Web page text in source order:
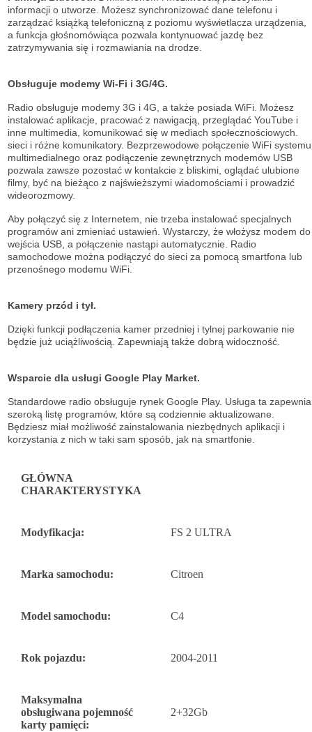
informacji o utworze. Możesz synchronizować dane telefonu i
zarządzać książką telefoniczną z poziomu wyświetlacza urządzenia,
a funkcja głośnomówiąca pozwala kontynuować jazdę bez
zatrzymywania się i rozmawiania na drodze.
Obsługuje modemy Wi-Fi i 3G/4G.
Radio obsługuje modemy 3G i 4G, a także posiada WiFi. Możesz
instalować aplikacje, pracować z nawigacją, przeglądać YouTube i
inne multimedia, komunikować się w mediach społecznościowych.
sieci i różne komunikatory. Bezprzewodowe połączenie WiFi systemu
multimedialnego oraz podłączenie zewnętrznych modemów USB
pozwala zawsze pozostać w kontakcie z bliskimi, oglądać ulubione
filmy, być na bieżąco z najświeższymi wiadomościami i prowadzić
wideorozmowy.
Aby połączyć się z Internetem, nie trzeba instalować specjalnych
programów ani zmieniać ustawień. Wystarczy, że włożysz modem do
wejścia USB, a połączenie nastąpi automatycznie. Radio
samochodowe można podłączyć do sieci za pomocą smartfona lub
przenośnego modemu WiFi.
Kamery przód i tył.
Dzięki funkcji podłączenia kamer przedniej i tylnej parkowanie nie
będzie już uciążliwością. Zapewniają także dobrą widoczność.
Wsparcie dla usługi Google Play Market.
Standardowe radio obsługuje rynek Google Play. Usługa ta zapewnia
szeroką listę programów, które są codziennie aktualizowane.
Będziesz miał możliwość zainstalowania niezbędnych aplikacji i
korzystania z nich w taki sam sposób, jak na smartfonie.
GŁÓWNA
CHARAKTERYSTYKA
Modyfikacja: FS 2 ULTRA
Marka samochodu: Citroen
Model samochodu: C4
Rok pojazdu: 2004-2011
Maksymalna
obsługiwana pojemność
karty pamięci:
2+32Gb